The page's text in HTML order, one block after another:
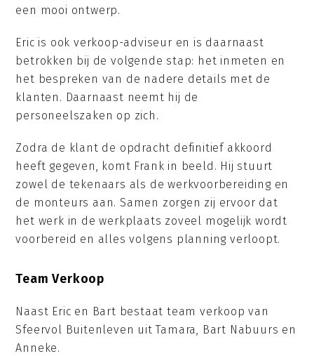
een mooi ontwerp.
Eric is ook verkoop-adviseur en is daarnaast
betrokken bij de volgende stap: het inmeten en
het bespreken van de nadere details met de
klanten. Daarnaast neemt hij de
personeelszaken op zich.
Zodra de klant de opdracht definitief akkoord
heeft gegeven, komt Frank in beeld. Hij stuurt
zowel de tekenaars als de werkvoorbereiding en
de monteurs aan. Samen zorgen zij ervoor dat
het werk in de werkplaats zoveel mogelijk wordt
voorbereid en alles volgens planning verloopt.
Team Verkoop
Naast Eric en Bart bestaat team verkoop van
Sfeervol Buitenleven uit Tamara, Bart Nabuurs en
Anneke.